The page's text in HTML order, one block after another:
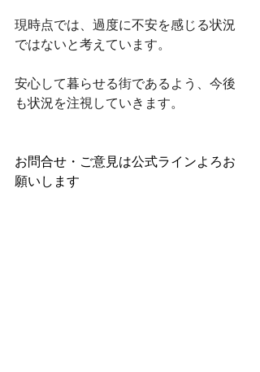
現時点では、過度に不安を感じる状況
ではないと考えています。
安心して暮らせる街であるよう、今後
も状況を注視していきます。
お問合せ・ご意見は公式ラインよろお
願いします